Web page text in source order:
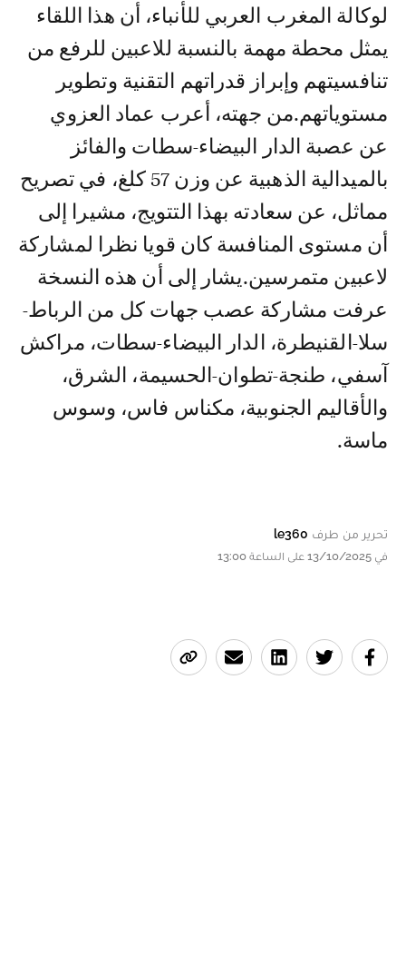
لوكالة المغرب العربي للأنباء، أن هذا اللقاء
يمثل محطة مهمة بالنسبة للاعبين للرفع من
تنافسيتهم وإبراز قدراتهم التقنية وتطوير
مستوياتهم.من جهته، أعرب عماد العزوي
عن عصبة الدار البيضاء-سطات والفائز
بالميدالية الذهبية عن وزن 57 كلغ، في تصريح
مماثل، عن سعادته بهذا التتويج، مشيرا إلى
أن مستوى المنافسة كان قويا نظرا لمشاركة
لاعبين متمرسين.يشار إلى أن هذه النسخة
عرفت مشاركة عصب جهات كل من الرباط-
سلا-القنيطرة، الدار البيضاء-سطات، مراكش
آسفي، طنجة-تطوان-الحسيمة، الشرق،
والأقاليم الجنوبية، مكناس فاس، وسوس
ماسة.
تحرير من طرف le360
في 13/10/2025 على الساعة 13:00